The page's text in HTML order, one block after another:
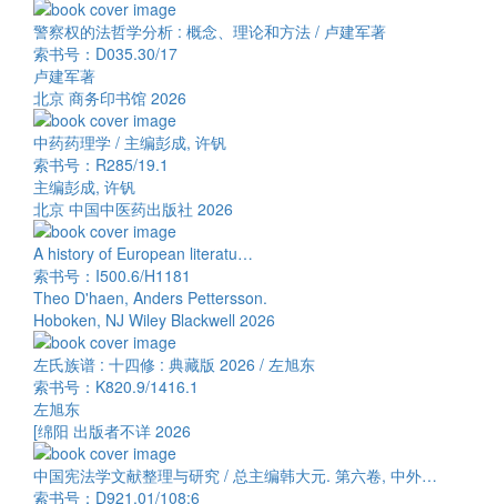
警察权的法哲学分析 : 概念、理论和方法 / 卢建军著
索书号：D035.30/17
卢建军著
北京 商务印书馆 2026
中药药理学 / 主编彭成, 许钒
索书号：R285/19.1
主编彭成, 许钒
北京 中国中医药出版社 2026
A history of European literatu…
索书号：I500.6/H1181
Theo D'haen, Anders Pettersson.
Hoboken, NJ Wiley Blackwell 2026
左氏族谱 : 十四修 : 典藏版 2026 / 左旭东
索书号：K820.9/1416.1
左旭东
[绵阳 出版者不详 2026
中国宪法学文献整理与研究 / 总主编韩大元. 第六卷, 中外…
索书号：D921.01/108:6